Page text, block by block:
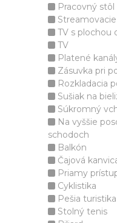
Pracovný stôl
TV s plochou
TV
Platené
Zásuvka pri
Rozkladacia
Sušiak na
Súkromný
Na vyššie
schodoch
Balkón
Čajová
Priamy
Cyklistika
Pešia turistika
Stolný tenis